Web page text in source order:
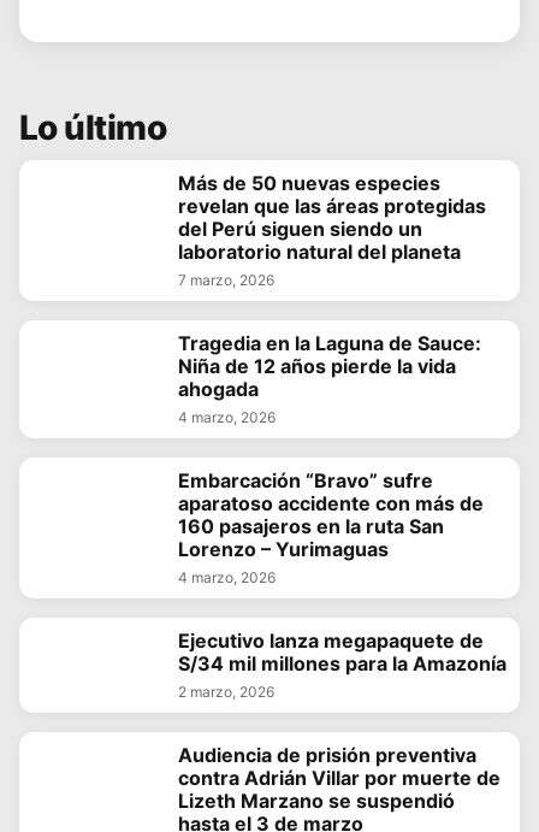
Lo último
Más de 50 nuevas especies
revelan que las áreas protegidas
del Perú siguen siendo un
laboratorio natural del planeta
7 marzo, 2026
Tragedia en la Laguna de Sauce:
Niña de 12 años pierde la vida
ahogada
4 marzo, 2026
Embarcación “Bravo” sufre
aparatoso accidente con más de
160 pasajeros en la ruta San
Lorenzo – Yurimaguas
4 marzo, 2026
Ejecutivo lanza megapaquete de
S/34 mil millones para la Amazonía
2 marzo, 2026
Audiencia de prisión preventiva
contra Adrián Villar por muerte de
Lizeth Marzano se suspendió
hasta el 3 de marzo